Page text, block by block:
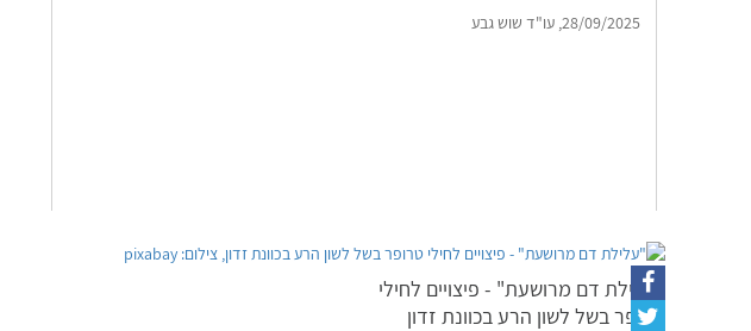
28/09/2025, עו"ד שוש גבע
"עלילת דם מרושעת" - פיצויים לחילי
טרופר בשל לשון הרע בכוונת זדון